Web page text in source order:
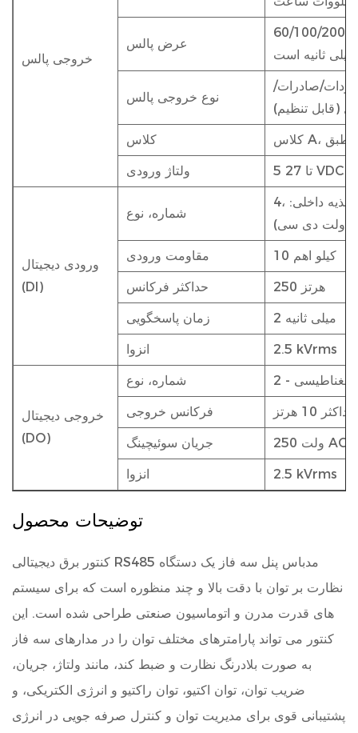
خروجی پالس
عرض پالس
60/100/200 میلی ثانیه (قابل تنظیم)، پیش فرض 100
میلی ثانیه است
نوع خروجی پالس
صادرات/
(قابل تنظیم)
کلاس
ولتاژ ورودی 5 تا 27 VDC
ورودی دیجیتال
(DI)
شماره، نوع
4، پشتیبانی از ورودی تماس خشک (منبع تغذیه داخلی:
مقاومت ورودی 10 کیلو اهم
حداکثر فرکانس 250 هرتز
زمان پاسخگویی 2 میلی ثانیه
انزوا 2.5 kVrms
خروجی دیجیتال
(DO)
شماره، نوع
فرکانس خروجی حداکثر 10 هرتز
جریان سوئیچینگ
انزوا 2.5 kVrms
توضیحات محصول
کنتور برق دیجیتالی RS485 مدباس پنل سه فاز یک دستگاه
نظارت بر توان با دقت بالا و چند منظوره است که برای سیستم
های قدرت مدرن و اتوماسیون صنعتی طراحی شده است. این
کنتور می تواند پارامترهای مختلف توان را در مدارهای سه فاز
به صورت بلادرنگ نظارت و ضبط کند، مانند ولتاژ، جریان،
ضریب توان، توان اکتیو، توان راکتیو و انرژی الکتریکی، و
پشتیبانی قوی برای مدیریت توان و کنترل صرفه جویی در انرژی